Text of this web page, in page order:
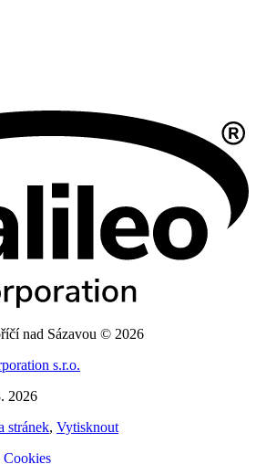
nad Sázavou © 2026
s.r.o.
2026
stránek, Vytisknout
Cookies